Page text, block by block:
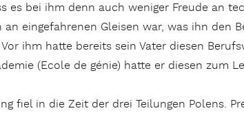
es bei ihm denn auch weniger Freude an
eingefahrenen Gleisen war, was ihn den
ihm hatte bereits sein Vater diesen
(Ecole de génie) hatte er diesen zum
fiel in die Zeit der drei Teilungen Polens.